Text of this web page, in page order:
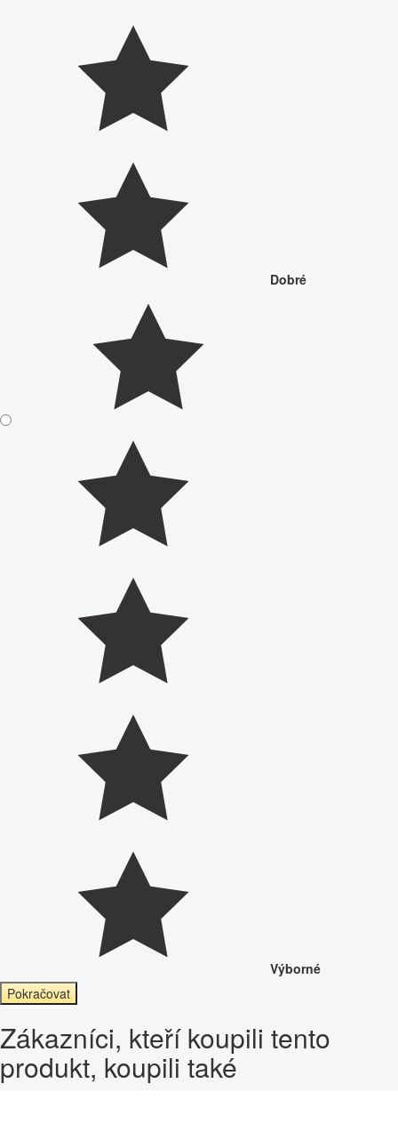
Dobré
Výborné
Pokračovat
Zákazníci, kteří koupili tento
produkt, koupili také